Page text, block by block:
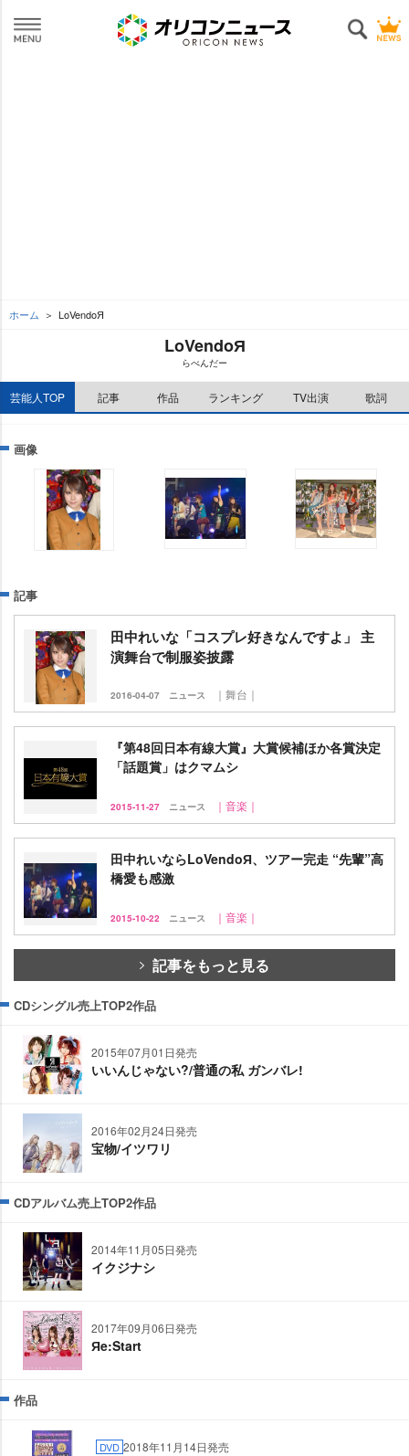
ホーム LoVendoЯ
LoVendoЯ
らべんだー
芸能人TOP 記事 作品 ランキング TV出演 歌詞
画像
記事
田中れいな「コスプレ好きなんですよ」 主
演舞台で制服姿披露
2016-04-07 ニュース ｜舞台｜
『第48回日本有線大賞』大賞候補ほか各賞決定
「話題賞」はクマムシ
2015-11-27 ニュース ｜音楽｜
田中れいならLoVendoЯ、ツアー完走 “先輩”高
橋愛も感激
2015-10-22 ニュース ｜音楽｜
記事をもっと見る
CDシングル売上TOP2作品
2015年07月01日発売
いいんじゃない?/普通の私 ガンバレ!
2016年02月24日発売
宝物/イツワリ
CDアルバム売上TOP2作品
2014年11月05日発売
イクジナシ
2017年09月06日発売
Яe:Start
作品
DVD 2018年11月14日発売